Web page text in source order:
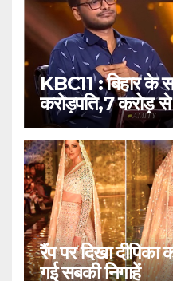
KBC11 : बिहार के
करोड़पति,7 करोड़ से
रैंप पर दिखा
गई सबकी निगाहें